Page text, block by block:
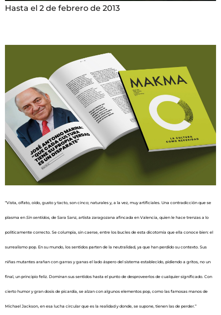
Hasta el 2 de febrero de 2013
“Vista, olfato, oído, gusto y tacto, son cinco; naturales y, a la vez, muy artificiales. Una contradicción que se
plasma en Sin sentidos, de Sara Sanz, artista zaragozana afincada en Valencia, quien le hace trenzas a lo
políticamente correcto. Se columpia, sin caerse, entre los bucles de esta dicotomía que ella conoce bien: el
surrealismo pop. En su mundo, los sentidos parten de la neutralidad, ya que han perdido su contexto. Sus
niñas mutantes arañan con garras y ganas el lado áspero del sistema establecido, pidiendo a gritos, no un
final, un principio feliz. Dominan sus sentidos hasta el punto de desproveerlos de cualquier significado. Con
cierto humor y gran dosis de picardía, se alzan con algunos elementos pop, como las famosas manos de
Michael Jackson, en esa lucha circular que es la realidad y donde, se supone, tienen las de perder.”